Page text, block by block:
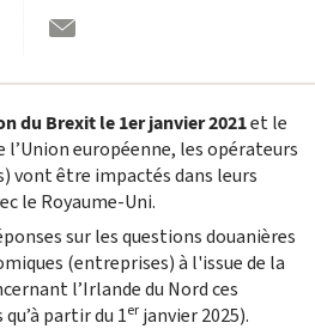
du Brexit le 1er janvier 2021et le
l’Union européenne, les opérateurs
vont être impactés dans leurs
le Royaume-Uni.
sur les questions douanières
(entreprises) à l'issue de la
l’Irlande du Nord ces
partir du 1er janvier 2025).